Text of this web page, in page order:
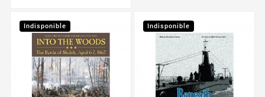
Indisponible Indisponible